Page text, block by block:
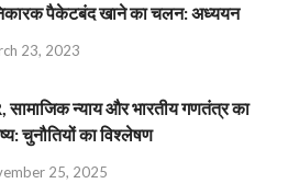
पैकेटबंद खाने का चलन: अध्ययन
23, 2023
सामाजिक न्याय और भारतीय गणतंत्र का
चुनौतियों का विश्लेषण
25, 2025